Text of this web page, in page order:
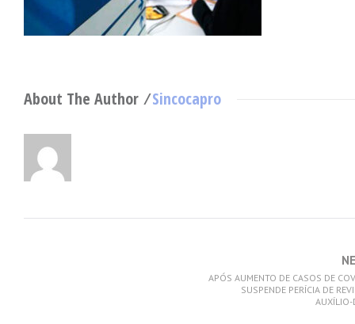
About The Author ⁄Sincocapro
APÓS AUMENTO DE CASOS DE
SUSPENDE PERÍCIA DE
AUXÍLIO-